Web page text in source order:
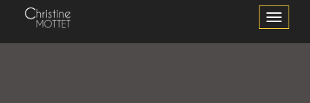
Toggle